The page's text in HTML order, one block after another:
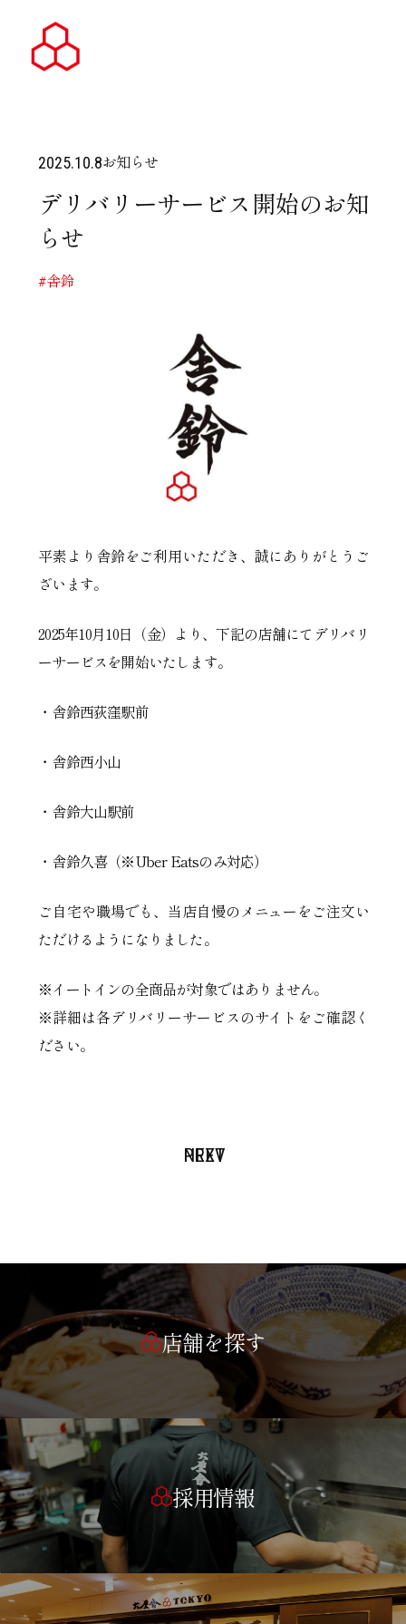
2025.10.8お知らせ
デリバリーサービス開始のお知
らせ
#舎鈴
平素より舎鈴をご利用いただき、誠にありがとうご
ざいます。
2025年10月10日（金）より、下記の店舗にてデリバリ
ーサービスを開始いたします。
・舎鈴西荻窪駅前
・舎鈴西小山
・舎鈴大山駅前
・舎鈴久喜（※Uber Eatsのみ対応）
ご自宅や職場でも、当店自慢のメニューをご注文い
ただけるようになりました。
※イートインの全商品が対象ではありません。
※詳細は各デリバリーサービスのサイトをご確認く
ださい。
PREV
NEXT
店舗を探す
採用情報